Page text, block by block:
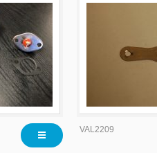
VAL2209